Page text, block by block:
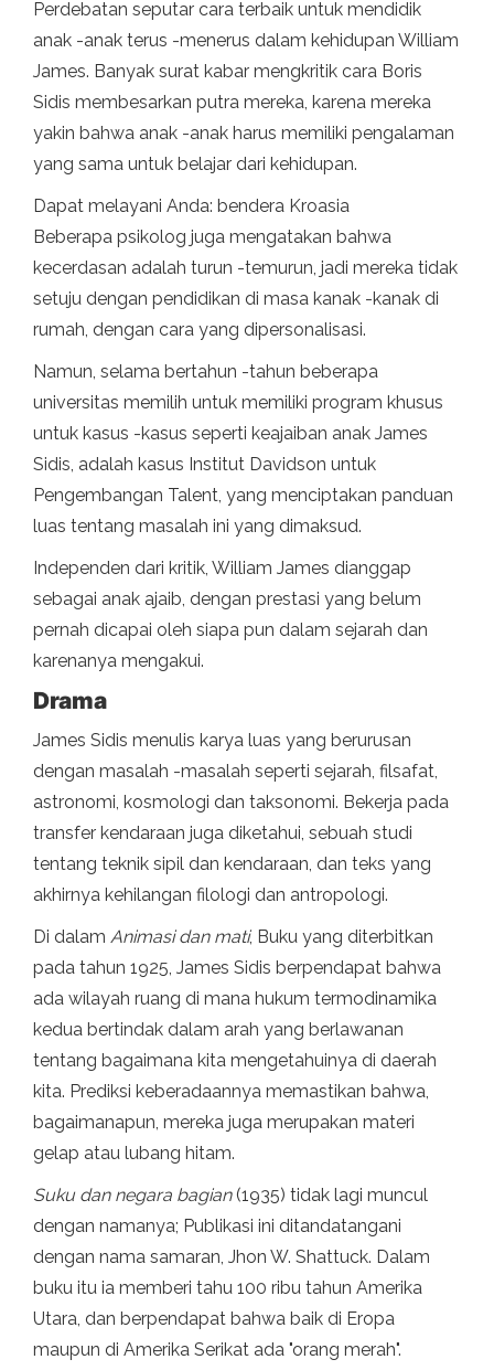
Perdebatan seputar cara terbaik untuk mendidik
anak -anak terus -menerus dalam kehidupan William
James. Banyak surat kabar mengkritik cara Boris
Sidis membesarkan putra mereka, karena mereka
yakin bahwa anak -anak harus memiliki pengalaman
yang sama untuk belajar dari kehidupan.
Dapat melayani Anda: bendera Kroasia
Beberapa psikolog juga mengatakan bahwa
kecerdasan adalah turun -temurun, jadi mereka tidak
setuju dengan pendidikan di masa kanak -kanak di
rumah, dengan cara yang dipersonalisasi.
Namun, selama bertahun -tahun beberapa
universitas memilih untuk memiliki program khusus
untuk kasus -kasus seperti keajaiban anak James
Sidis, adalah kasus Institut Davidson untuk
Pengembangan Talent, yang menciptakan panduan
luas tentang masalah ini yang dimaksud.
Independen dari kritik, William James dianggap
sebagai anak ajaib, dengan prestasi yang belum
pernah dicapai oleh siapa pun dalam sejarah dan
karenanya mengakui.
Drama
James Sidis menulis karya luas yang berurusan
dengan masalah -masalah seperti sejarah, filsafat,
astronomi, kosmologi dan taksonomi. Bekerja pada
transfer kendaraan juga diketahui, sebuah studi
tentang teknik sipil dan kendaraan, dan teks yang
akhirnya kehilangan filologi dan antropologi.
Di dalam Animasi dan mati, Buku yang diterbitkan
pada tahun 1925, James Sidis berpendapat bahwa
ada wilayah ruang di mana hukum termodinamika
kedua bertindak dalam arah yang berlawanan
tentang bagaimana kita mengetahuinya di daerah
kita. Prediksi keberadaannya memastikan bahwa,
bagaimanapun, mereka juga merupakan materi
gelap atau lubang hitam.
Suku dan negara bagian(1935) tidak lagi muncul
dengan namanya; Publikasi ini ditandatangani
dengan nama samaran, Jhon W. Shattuck. Dalam
buku itu ia memberi tahu 100 ribu tahun Amerika
Utara, dan berpendapat bahwa baik di Eropa
maupun di Amerika Serikat ada "orang merah".